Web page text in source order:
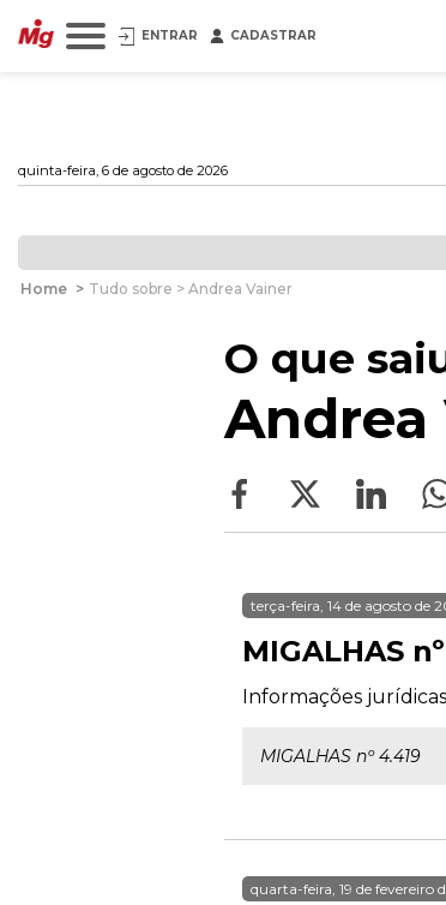
ENTRAR CADASTRAR
quinta-feira, 6 de agosto de 2026
Home > Tudo sobre > Andrea Vainer
O que
Andrea
terça-feira, 14 de agosto de
MIGALHAS
Informações
MIGALHAS nº 4.419
quarta-feira, 19 de fevereiro